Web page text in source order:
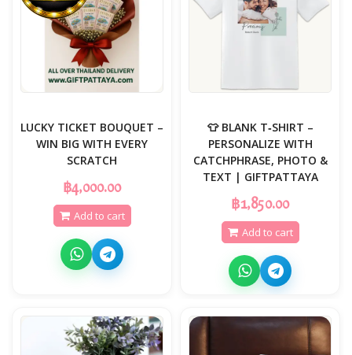
LUCKY TICKET BOUQUET –
WIN BIG WITH EVERY
SCRATCH
฿4,000.00
Add to cart
👕 BLANK T‑SHIRT –
PERSONALIZE WITH
CATCHPHRASE, PHOTO &
TEXT | GIFTPATTAYA
฿1,850.00
Add to cart